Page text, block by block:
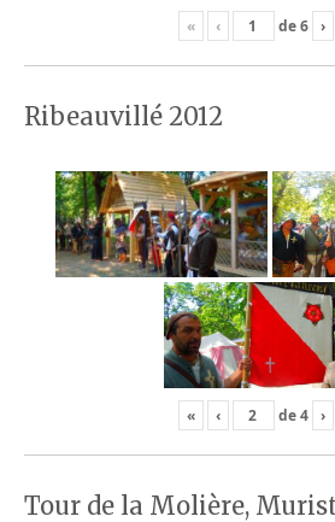
« ‹ de6 ›
Ribeauvillé 2012
« ‹ de4 ›
Tour de la Molière, Murist